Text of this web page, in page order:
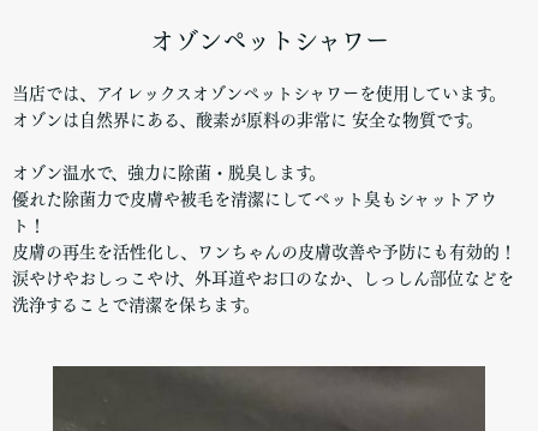
オゾンペットシャワー
当店では、アイレックスオゾンペットシャワーを使用しています。
オゾンは自然界にある、酸素が原料の非常に 安全な物質です。
オゾン温水で、強力に除菌・脱臭します。
優れた除菌力で皮膚や被毛を清潔にしてペット臭もシャットアウ
ト！
皮膚の再生を活性化し、ワンちゃんの皮膚改善や予防にも有効的！
涙やけやおしっこやけ、外耳道やお口のなか、しっしん部位などを
洗浄することで清潔を保ちます。